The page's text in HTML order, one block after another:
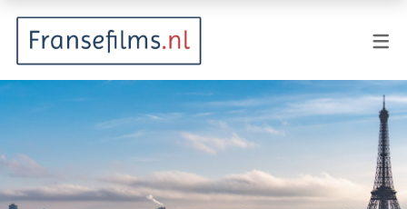
Animatie
Documentaire